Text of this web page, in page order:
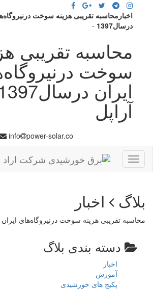
اخبارمحاسبه تقریبی هزینه سوخت
درسال1397
-
محاسبه تقریبی
سوخت
آراپل
info power-solar.co
Toggle
navigation
بلاگ اخبار
محاسبه تقریبی هزینه سوخت درنیروگاه‌های ایران
دسته بندی بلاگ
اخبار
آموزش
پکیج های خورشیدی